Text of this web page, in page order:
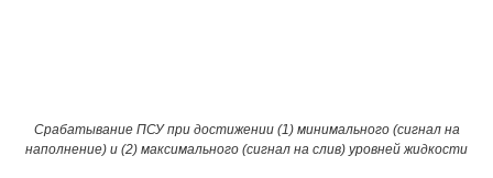
Срабатывание ПСУ при достижении (1) минимального (сигнал на
наполнение) и (2) максимального (сигнал на слив) уровней жидкости